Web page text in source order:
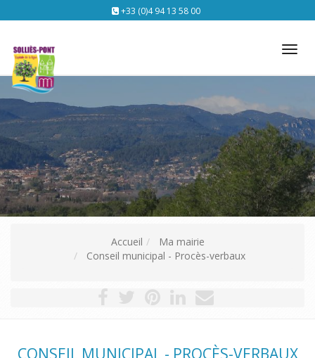
+33 (0)4 94 13 58 00
Accueil
Ma mairie
Conseil municipal - Procès-verbaux
CONSEIL MUNICIPAL - PROCÈS-VERBAUX